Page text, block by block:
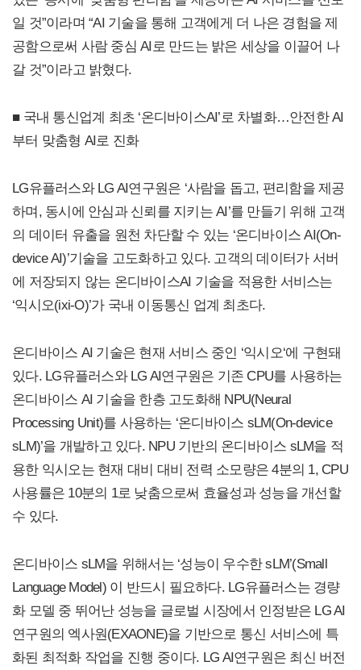
일 것”이라며 “AI 기술을 통해 고객에게 더 나은 경험을 제
공함으로써 사람 중심 AI로 만드는 밝은 세상을 이끌어 나
갈 것”이라고 밝혔다.
■ 국내 통신업계 최초 ‘온디바이스AI’로 차별화…안전한 AI
부터 맞춤형 AI로 진화
LG유플러스와 LG AI연구원은 ‘사람을 돕고, 편리함을 제공
하며, 동시에 안심과 신뢰를 지키는 AI’를 만들기 위해 고객
의 데이터 유출을 원천 차단할 수 있는 ‘온디바이스 AI(On-
device AI)’기술을 고도화하고 있다. 고객의 데이터가 서버
에 저장되지 않는 온디바이스AI 기술을 적용한 서비스는
‘익시오(ixi-O)’가 국내 이동통신 업계 최초다.
온디바이스 AI 기술은 현재 서비스 중인 ‘익시오‘에 구현돼
있다. LG유플러스와 LG AI연구원은 기존 CPU를 사용하는
온디바이스 AI 기술을 한층 고도화해 NPU(Neural
Processing Unit)를 사용하는 ‘온디바이스 sLM(On-device
sLM)’을 개발하고 있다. NPU 기반의 온디바이스 sLM을 적
용한 익시오는 현재 대비 대비 전력 소모량은 4분의 1, CPU
사용률은 10분의 1로 낮춤으로써 효율성과 성능을 개선할
수 있다.
온디바이스 sLM을 위해서는 ‘성능이 우수한 sLM’(Small
Language Model) 이 반드시 필요하다. LG유플러스는 경량
화 모델 중 뛰어난 성능을 글로벌 시장에서 인정받은 LG AI
연구원의 엑사원(EXAONE)을 기반으로 통신 서비스에 특
화된 최적화 작업을 진행 중이다. LG AI연구원은 최신 버전